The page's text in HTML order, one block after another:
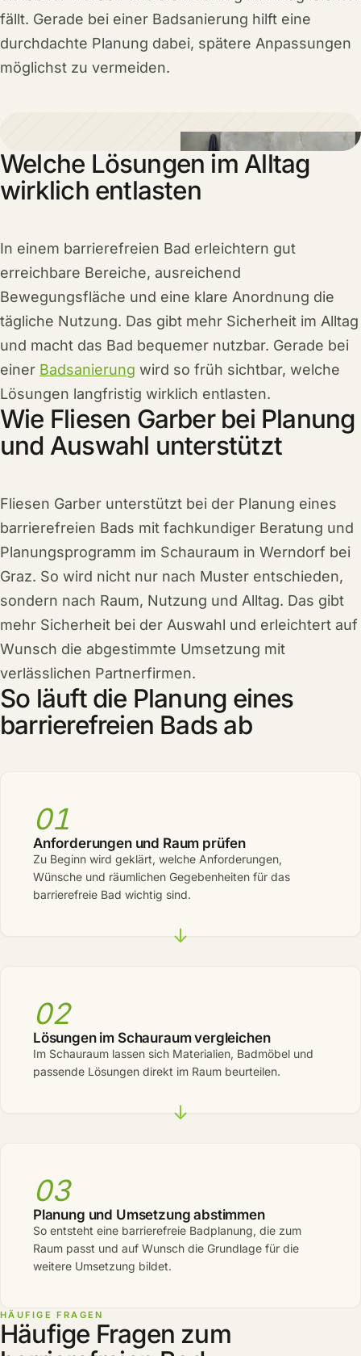
fällt. Gerade bei einer Badsanierung hilft eine
durchdachte Planung dabei, spätere Anpassungen
möglichst zu vermeiden.
Welche Lösungen im Alltag
wirklich entlasten
In einem barrierefreien Bad erleichtern gut
erreichbare Bereiche, ausreichend
Bewegungsfläche und eine klare Anordnung die
tägliche Nutzung. Das gibt mehr Sicherheit im Alltag
und macht das Bad bequemer nutzbar. Gerade bei
einer Badsanierung wird so früh sichtbar, welche
Lösungen langfristig wirklich entlasten.
Wie Fliesen Garber bei Planung
und Auswahl unterstützt
Fliesen Garber unterstützt bei der Planung eines
barrierefreien Bads mit fachkundiger Beratung und
Planungsprogramm im Schauraum in Werndorf bei
Graz. So wird nicht nur nach Muster entschieden,
sondern nach Raum, Nutzung und Alltag. Das gibt
mehr Sicherheit bei der Auswahl und erleichtert auf
Wunsch die abgestimmte Umsetzung mit
verlässlichen Partnerfirmen.
So läuft die Planung eines
barrierefreien Bads ab
01
Anforderungen und Raum prüfen
Zu Beginn wird geklärt, welche Anforderungen,
Wünsche und räumlichen Gegebenheiten für das
barrierefreie Bad wichtig sind.
02
Lösungen im Schauraum vergleichen
Im Schauraum lassen sich Materialien, Badmöbel und
passende Lösungen direkt im Raum beurteilen.
03
Planung und Umsetzung abstimmen
So entsteht eine barrierefreie Badplanung, die zum
Raum passt und auf Wunsch die Grundlage für die
weitere Umsetzung bildet.
HÄUFIGE FRAGEN
Häufige Fragen zum